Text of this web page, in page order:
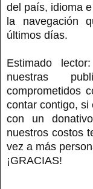
del país, idioma
la navegación
últimos días.
Estimado
nuestras
comprometidos
contar contigo, si
con un
nuestros costos
vez a más
¡GRACIAS!